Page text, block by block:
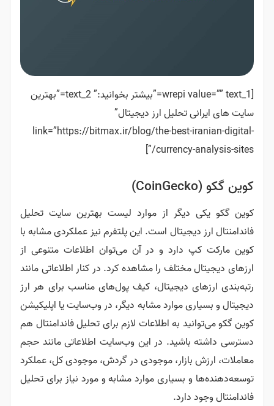
[wrepi value=”” text_1=”بیشتر بخوانید:” text_2=”بهترین
تحلیل ارز دیجیتال”
link=”https://bitmax.ir/blog/the-
از موارد لیست بهترین سایت تحلیل
است. این پلتفرم نیز عملکردی مشابه با
دارد و در آن می‌توان اطلاعات متنوعی از
را مشاهده کرد. در کنار اطلاعاتی مانند
دیجیتال، کیف پول‌های مناسب برای هر ارز
موارد مشابه دیگر، در وب‌سایت یا اپلیکیشن
به اطلاعات لازم برای تحلیل فاندامنتال هم
در این وب‌سایت اطلاعاتی مانند حجم
موجودی در گردش، موجودی کل، عملکرد
موارد مشابه و مورد نیاز برای تحلیل